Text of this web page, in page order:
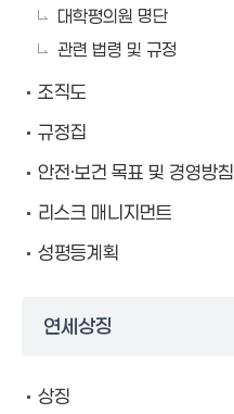
대학평의원 명단
관련 법령 및 규정
조직도
규정집
안전·보건 목표 및 경영방침
리스크 매니지먼트
성평등계획
연세상징
상징